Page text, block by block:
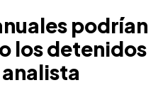
podrían
los detenidos